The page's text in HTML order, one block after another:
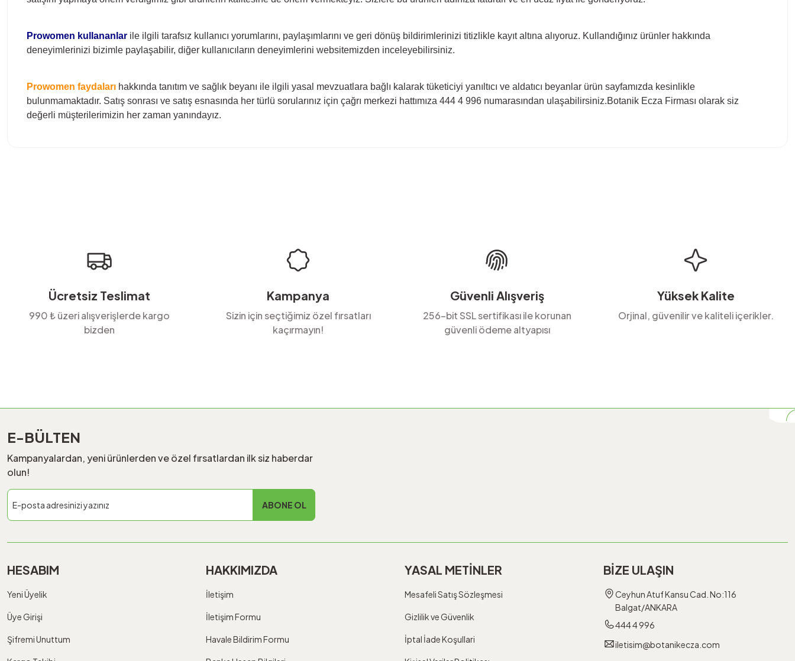
Prowomen kullananlar ile ilgili tarafsız kullanıcı yorumlarını, paylaşımlarını ve geri dönüş bildirimlerinizi titizlikle kayıt altına alıyoruz. Kullandığınız ürünler hakkında
deneyimlerinizi bizimle paylaşabilir, diğer kullanıcıların deneyimlerini websitemizden inceleyebilirsiniz.
Prowomen faydaları hakkında tanıtım ve sağlık beyanı ile ilgili yasal mevzuatlara bağlı kalarak tüketiciyi yanıltıcı ve aldatıcı beyanlar ürün sayfamızda kesinlikle
bulunmamaktadır. Satış sonrası ve satış esnasında her türlü sorularınız için çağrı merkezi hattımıza 444 4 996 numarasından ulaşabilirsiniz.Botanik Ecza Firması olarak siz
değerli müşterilerimizin her zaman yanındayız.
Bu ürüne benzer farklı alternatifler olmalı.
Ücretsiz Teslimat
990 ₺ üzeri alışverişlerde kargo
bizden
Kampanya
Sizin için seçtiğimiz özel fırsatları
kaçırmayın!
Güvenli Alışveriş
256-bit SSL sertifikası ile korunan
güvenli ödeme altyapısı
Yüksek Kalite
Orjinal, güvenilir ve kaliteli içerikler.
E-BÜLTEN
Kampanyalardan, yeni ürünlerden ve özel fırsatlardan ilk siz haberdar
olun!
ABONE OL
HESABIM
Yeni Üyelik
Üye Girişi
Şifremi Unuttum
HAKKIMIZDA
İletişim
İletişim Formu
Havale Bildirim Formu
YASAL METİNLER
Mesafeli Satış Sözleşmesi
Gizlilik ve Güvenlik
İptal İade Koşullari
BİZE ULAŞIN
Ceyhun Atuf Kansu Cad. No:116
Balgat/ANKARA
444 4 996
iletisim@botanikecza.com